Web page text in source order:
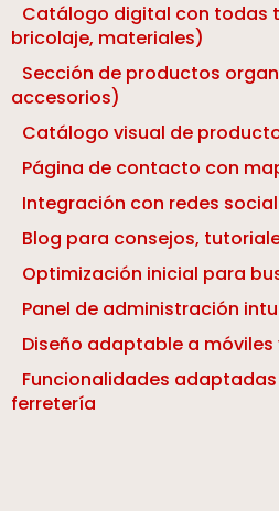
Catálogo digital con todas
bricolaje, materiales)
Sección de productos
accesorios)
Catálogo visual de
Página de contacto con
Integración con redes
Blog para consejos,
Optimización inicial para
Panel de administración
Diseño adaptable a
Funcionalidades
ferretería